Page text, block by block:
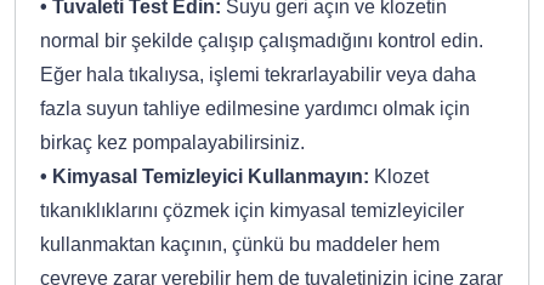
• Tuvaleti Test Edin: Suyu geri açın ve klozetin
normal bir şekilde çalışıp çalışmadığını kontrol edin.
Eğer hala tıkalıysa, işlemi tekrarlayabilir veya daha
fazla suyun tahliye edilmesine yardımcı olmak için
birkaç kez pompalayabilirsiniz.
• Kimyasal Temizleyici Kullanmayın: Klozet
tıkanıklıklarını çözmek için kimyasal temizleyiciler
kullanmaktan kaçının, çünkü bu maddeler hem
çevreye zarar verebilir hem de tuvaletinizin içine zarar